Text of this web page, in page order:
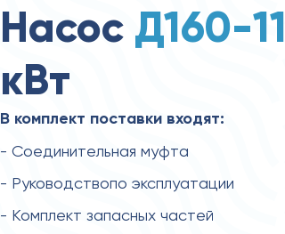
Насос Д160-
кВт
В комплект поставки входят:
- Соединительная муфта
- Руководствопо эксплуатации
- Комплект запасных частей